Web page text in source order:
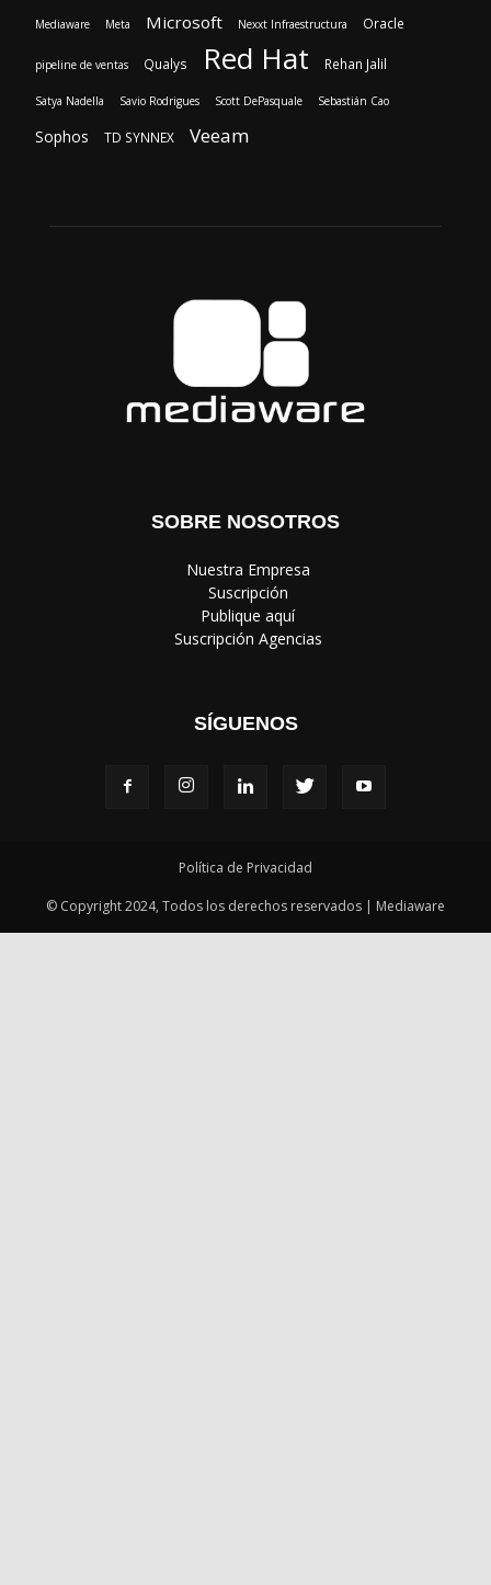
Mediaware Meta Microsoft Nexxt Infraestructura Oracle
pipeline de ventas Qualys Red Hat Rehan Jalil
Satya Nadella Savio Rodrigues Scott DePasquale Sebastián Cao
Sophos TD SYNNEX Veeam
SOBRE NOSOTROS
‎ Nuestra Empresa
‎ Suscripción
‎ Publique aquí
‎ Suscripción Agencias
SÍGUENOS
Política de Privacidad
© Copyright 2024, Todos los derechos reservados | Mediaware